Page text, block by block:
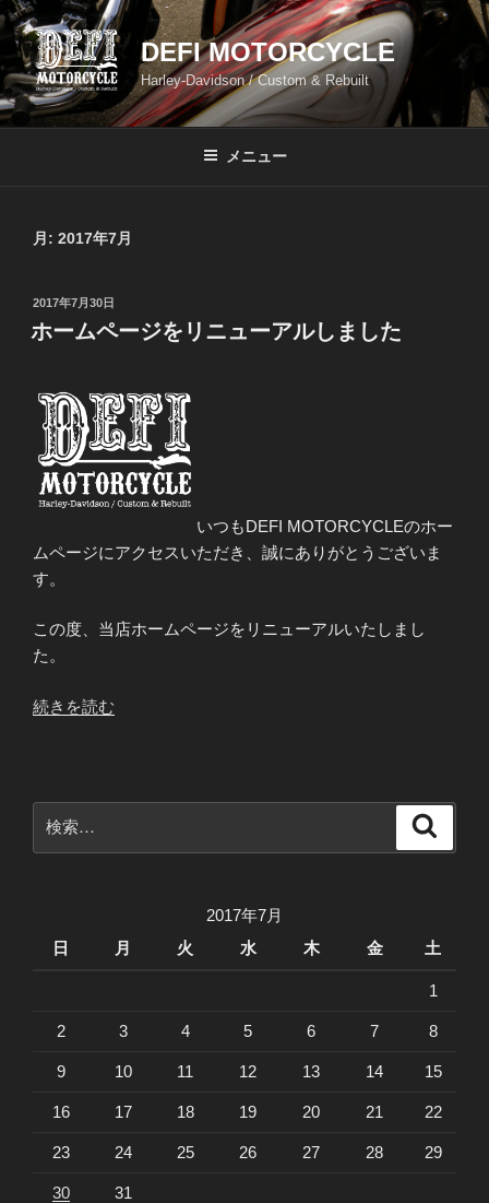
コ
ン
テ
ン
ツ
DEFI MOTORCYCLE
Harley-Davidson / Custom & Rebuilt
メニュー
月: 2017年7月
投
稿
日:
2017年7月30日
ホームページをリニューアルしました
いつもDEFI MOTORCYCLEのホー
ムページにアクセスいただき、誠にありがとうございま
す。
この度、当店ホームページをリニューアルいたしまし
た。
“ホ
ー
ジ
続きを読む
索:
2017年7月
日
月 火 水 木 金 土
1
2 3 4 5 6 7 8
9 10 11 12 13 14 15
16 17 18 19 20 21 22
23 24 25 26 27 28 29
30 31